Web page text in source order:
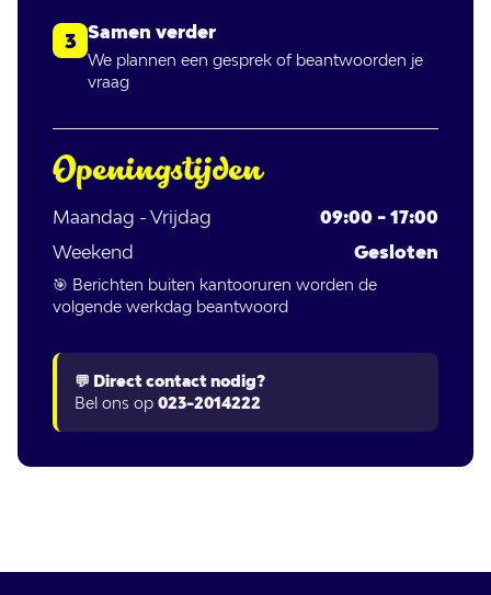
3 Samen verder
We plannen een gesprek of beantwoorden je
vraag
Openingstijden
Maandag - Vrijdag
09:00 - 17:00
Weekend
Gesloten
🎯 Berichten buiten kantooruren worden de
volgende werkdag beantwoord
💬 Direct contact nodig?
Bel ons op 023-2014222